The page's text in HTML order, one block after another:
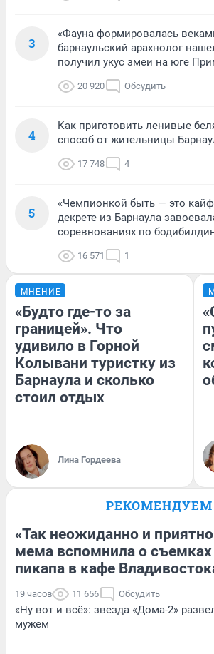
3
«Фауна формировалась
барнаульский арахнолог
получил укус змеи на юге
20 920 Обсудить
4
Как приготовить ленивые
способ от жительницы
17 748 4
5
«Чемпионкой быть — это
декрете из Барнаула
соревнованиях по
16 571 1
МНЕНИЕ
«Будто где-то за
границей». Что
удивило в Горной
Колывани туристку из
Барнаула и сколько
стоил отдых
Лина Гордеева
РЕКОМЕНДУЕМ
«Так неожиданно и
мема вспомнила о съемках
пикапа в кафе
19 часов 11 656 Обсудить
«Ну вот и всё»: звезда «Дома-2»
мужем